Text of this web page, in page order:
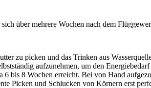
über mehrere Wochen nach dem
zu picken und das Trinken aus
aufzunehmen, um den
8 Wochen erreicht. Bei von Hand
Picken und Schlucken von Körnern erst